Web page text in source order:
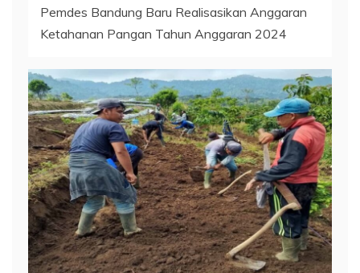
Pemdes Bandung Baru Realisasikan Anggaran
Ketahanan Pangan Tahun Anggaran 2024